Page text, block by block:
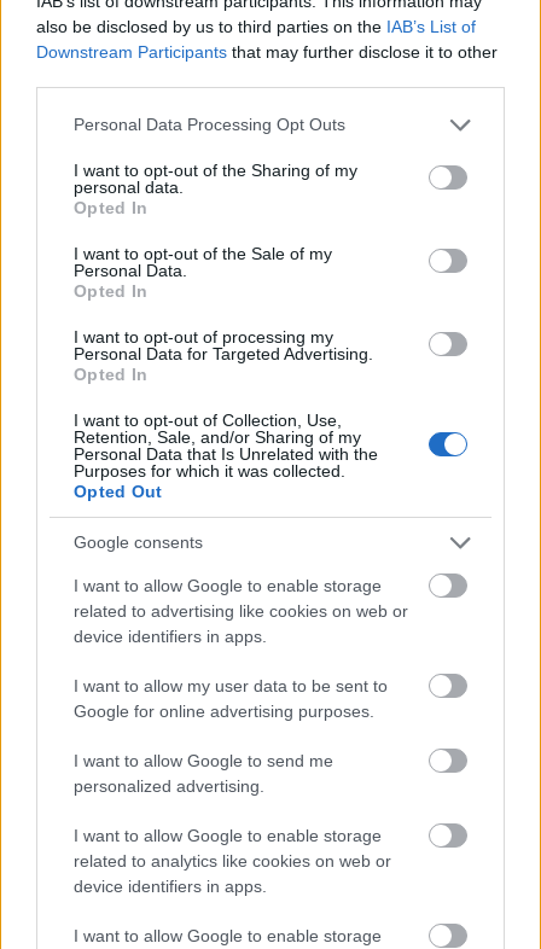
also be disclosed by us to third parties on the IAB’s List of
Downstream Participants that may further disclose it to other
Please note that this website/app uses one or more Google
not limited to your visit or usage behaviour. You may click to
grant or deny consent to Google and its third-party tags to
use your data for below specified purposes in below Google
consent section.
Personal Data Processing Opt Outs
I want to opt-out of the Sharing of my
personal data.
Opted In
I want to opt-out of the Sale of my
Personal Data.
Opted In
I want to opt-out of processing my
Personal Data for Targeted Advertising.
Opted In
I want to opt-out of Collection, Use,
Retention, Sale, and/or Sharing of my
Personal Data that Is Unrelated with the
Purposes for which it was collected.
Opted Out
Google consents
I want to allow Google to enable storage
related to advertising like cookies on web or
device identifiers in apps.
I want to allow my user data to be sent to
Google for online advertising purposes.
I want to allow Google to send me
personalized advertising.
I want to allow Google to enable storage
related to analytics like cookies on web or
device identifiers in apps.
I want to allow Google to enable storage
Μεταβιβάσεις ακινήτων: Στο σκάνερ χιλιάδες
συμβόλαια του 2025 για το πιστοποιητικό
Σήμερα το κρίσιμο ραντεβού στο Μέγαρο
Μαξίμου για τη βιομηχανία
Πώς μπορείτε να βγείτε νωρίτερα στη σύνταξη
TAGS: Βουλή